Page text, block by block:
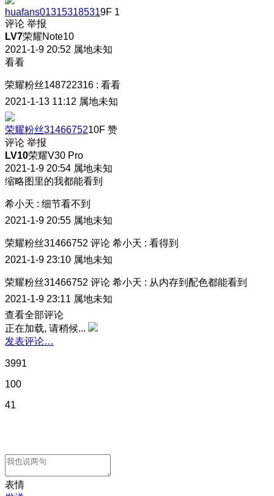
huafans013153185319F 1
评论 举报
LV7荣耀Note10
2021-1-9 20:52 属地未知
看看
荣耀粉丝148722316 : 看看
2021-1-13 11:12 属地未知
荣耀粉丝3146675210F 赞
评论 举报
LV10荣耀V30 Pro
2021-1-9 20:54 属地未知
缩略图里的我都能看到
希小天 : 细节看不到
2021-1-9 20:55 属地未知
荣耀粉丝31466752 评论 希小天 : 看得到
2021-1-9 23:10 属地未知
荣耀粉丝31466752 评论 希小天 : 从内存到配色都能看到
2021-1-9 23:11 属地未知
查看全部评论
正在加载, 请稍候...
发表评论…
3991
100
41
表情